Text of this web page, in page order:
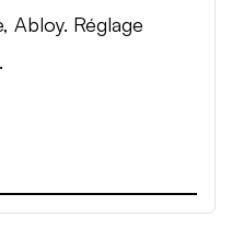
Abloy. Réglage